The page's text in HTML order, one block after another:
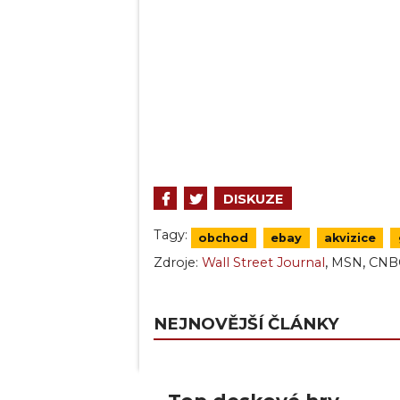
DISKUZE
Tagy: obchod ebay akvizice
Zdroje: Wall Street Journal, MSN,
NEJNOVĚJŠÍ ČLÁNKY